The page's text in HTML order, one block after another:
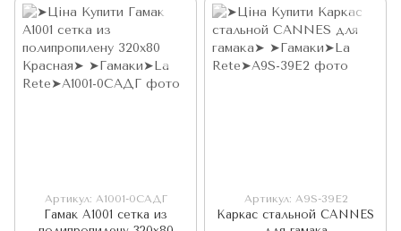
Артикул: А1001-0САДГ
Гамак A1001 cетка из
Артикул: A9S-39E2
Каркас стальной CANNES